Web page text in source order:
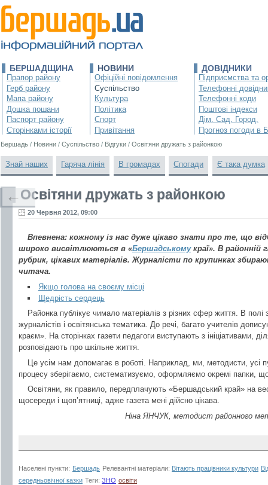
БЕРШАДЩИНА
Прапор району
Герб району
Мапа району
Дошка пошани
Паспорт району
Сторінками історії
НОВИНИ
Офіційні повідомлення
Суспільство
Культура
Політика
Спорт
Привітання
ДОВІДНИКИ
Підприємства та
Телефонні
Телефонні коди
Поштові індекси
Дім. Сад. Город.
Прогноз погоди в
Бершадь / Новини / Суспільство / Відгуки / Освітяни дружать з районкою
Знай наших Гаряча лінія В громадах Спогади Є така думка
Освітяни дружать з районкою
20 Червня 2012, 09:00
Впевнена: кожному із нас дуже цікаво знати про те, що
широко висвітлюються в «Бершадськомукраї». В районній
рубрик, цікавих матеріалів. Журналісти по крупинках
читача.
Якщо голова на своєму місці
Щедрість сердець
Районка публікує чимало матеріалів з різних сфер життя. В полі
журналістів і освітянська тематика. До речі, багато учителів
краєм». На сторінках газети педагоги виступають з ініціативами,
розповідають про шкільне життя.
Це усім нам допомагає в роботі. Наприклад, ми, методисти, усі
процесу зберігаємо, систематизуємо, оформляємо окремі папки,
Освітяни, як правило, передплачують «Бершадський край» на
щосереди і щоп’ятниці, адже газета мені дійсно цікава.
Ніна ЯНЧУК, методист районного
Населені пункти: Бершадь Релевантні матеріали: Вітають працівники культури
середньовічної казки Теги: ЗНО освіти
←